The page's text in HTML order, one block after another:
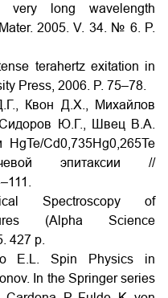
very long wavelength
2005. V. 34. № 6. P.
terahertz exitation in
Press, 2006. P. 75–78.
Квон Д.Х., Михайлов
Ю.Г., Швец В.А.
Cd0,735Hg0,265Te
эпитаксии //
Spectroscopy of
(Alpha Science
427 р.
E.L. Spin Physics in
In the Springer series